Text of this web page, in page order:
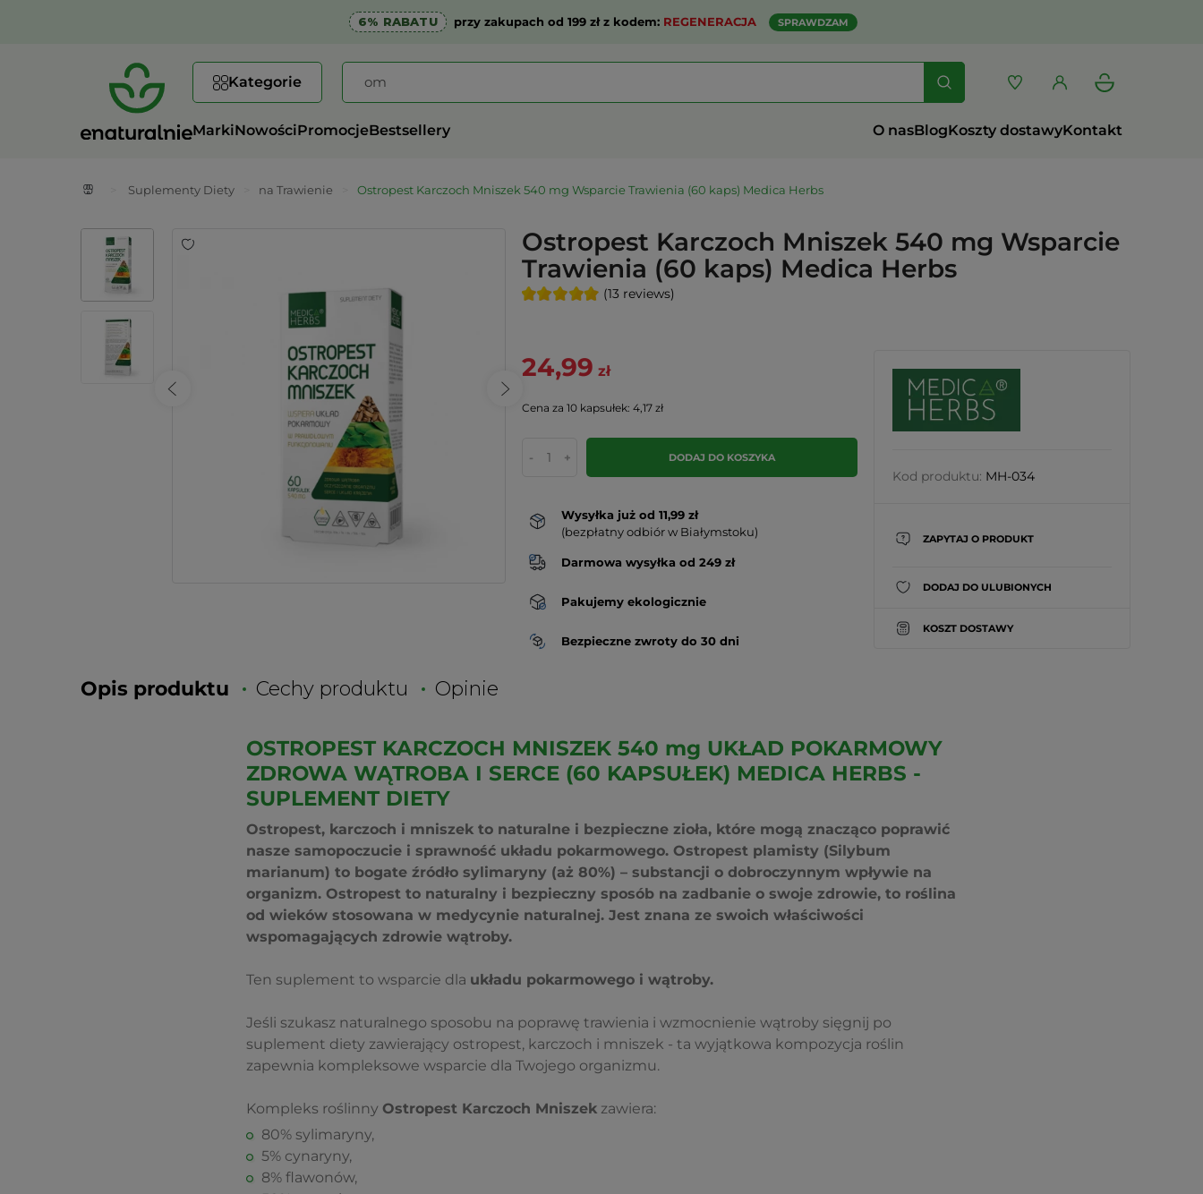
6% RABATU przy zakupach od 199 zł z kodem: REGENERACJA SPRAWDZAM
Kategorie
MarkiNowościPromocjeBestsellery O nasBlogKoszty dostawyKontakt
Suplementy Diety na Trawienie Ostropest Karczoch Mniszek 540 mg Wsparcie Trawienia (60 kaps) Medica Herbs
Ostropest Karczoch Mniszek 540 mg Wsparcie
Trawienia (60 kaps) Medica Herbs
(13 reviews)
24,99 zł
Cena za 10 kapsułek: 4,17 zł
- + DODAJ DO KOSZYKA
Wysyłka już od 11,99 zł
(bezpłatny odbiór w Białymstoku)
Darmowa wysyłka od 249 zł
Pakujemy ekologicznie
Bezpieczne zwroty do 30 dni
Kod produktu: MH-034
ZAPYTAJ O PRODUKT
DODAJ DO ULUBIONYCH
KOSZT DOSTAWY
Opis produktu Cechy produktu Opinie
OSTROPEST KARCZOCH MNISZEK 540 mg UKŁAD POKARMOWY
ZDROWA WĄTROBA I SERCE (60 KAPSUŁEK) MEDICA HERBS -
SUPLEMENT DIETY
Ostropest, karczoch i mniszek to naturalne i bezpieczne zioła, które mogą znacząco poprawić
nasze samopoczucie i sprawność układu pokarmowego. Ostropest plamisty (Silybum
marianum) to bogate źródło sylimaryny (aż 80%) – substancji o dobroczynnym wpływie na
organizm. Ostropest to naturalny i bezpieczny sposób na zadbanie o swoje zdrowie, to roślina
od wieków stosowana w medycynie naturalnej. Jest znana ze swoich właściwości
wspomagających zdrowie wątroby.
Ten suplement to wsparcie dla układu pokarmowego i wątroby.
Jeśli szukasz naturalnego sposobu na poprawę trawienia i wzmocnienie wątroby sięgnij po
suplement diety zawierający ostropest, karczoch i mniszek - ta wyjątkowa kompozycja roślin
zapewnia kompleksowe wsparcie dla Twojego organizmu.
Kompleks roślinny Ostropest Karczoch Mniszekzawiera:
80% sylimaryny,
5% cynaryny,
8% flawonów,